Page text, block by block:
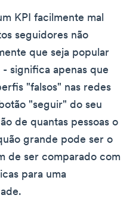
KPI facilmente mal
seguidores não
que seja popular
significa apenas que
"falsos" nas redes
"seguir" do seu
de quantas pessoas o
grande pode ser o
de ser comparado com
para uma